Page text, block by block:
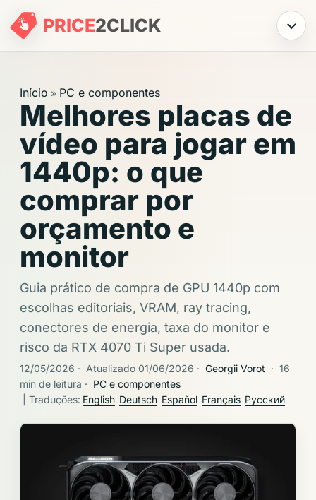
PRICE2CLICK Menu
Início » PC e componentes
Melhores placas de
vídeo para jogar em
1440p: o que
comprar por
orçamento e
monitor
Guia prático de compra de GPU 1440p com
escolhas editoriais, VRAM, ray tracing,
conectores de energia, taxa do monitor e
risco da RTX 4070 Ti Super usada.
12/05/2026 · Atualizado 01/06/2026 · Georgii Vorot · 16
min de leitura · PC e componentes
| Traduções: English Deutsch Español Français Русский